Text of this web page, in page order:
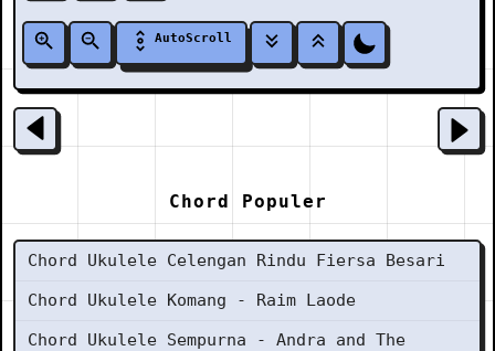
AutoScroll
Chord Populer
Chord Ukulele Celengan Rindu Fiersa Besari
Chord Ukulele Komang - Raim Laode
Chord Ukulele Sempurna - Andra and The